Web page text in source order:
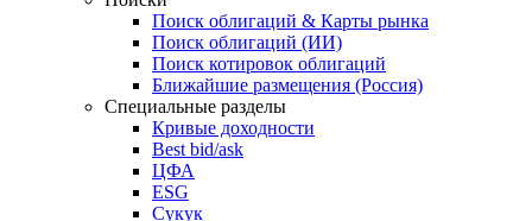
Поиск облигаций & Карты рынка
Поиск облигаций (ИИ)
Поиск котировок облигаций
Ближайшие размещения (Россия)
Специальные разделы
Кривые доходности
Best bid/ask
ЦФА
ESG
Сукук